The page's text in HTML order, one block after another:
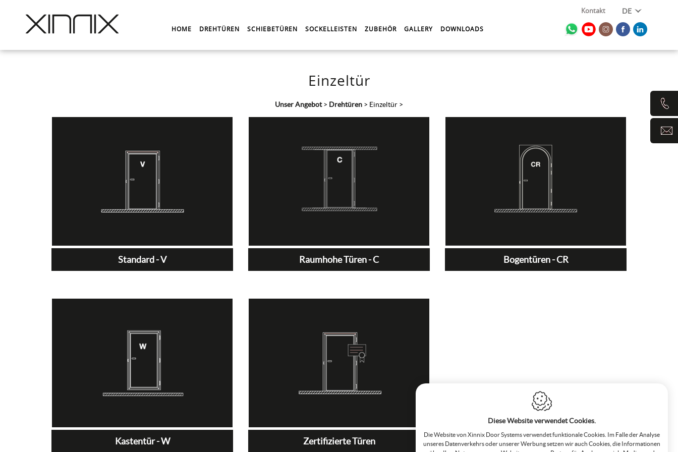
DE
Kontakt
HOME DREHTÜREN SCHIEBETÜREN SOCKELLEISTEN ZUBEHÖR GALLERY DOWNLOADS
Einzeltür
Unser Angebot> Drehtüren > Einzeltür >
Standard - V Raumhohe Türen - C Bogentüren - CR
Kastentür - W Zertifizierte Türen
Diese Website verwendet Cookies.
Die Website von Xinnix Door Systems verwendet funktionale Cookies. Im Falle der Analyse
unseres Datenverkehrs oder unserer Werbung setzen wir auch Cookies, die Informationen